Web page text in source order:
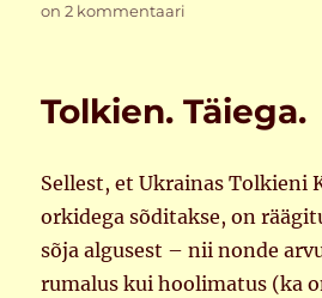
on 2 kommentaari
Tolkien. Täiega.
Sellest, et Ukrainas Tolkieni
orkidega sõditakse, on
sõja algusest – nii nonde
rumalus kui hoolimatus (ka